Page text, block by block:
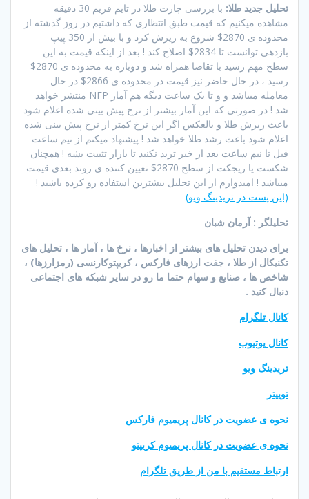
تحلیل جدید طلا:
با بررسی چارت طلا در تایم فریم 30 دقیقه
مشاهده میکنیم که قیمت طبق انتظاری که داشتیم در روز گذشته از
محدوده ی 2870$ شروع به ریزش کرد و با بیش از 350 پیپ
بازدهی توانست تا 2834$ اصلاح کند ! بعد از اینکه قیمت به این
سطح مهم رسید با تقاضا همراه شد و دوباره به محدوده ی 2870$
رسید ، در حال حاضر نیز قیمت در محدوده ی 2866$ در حال
معامله میباشد و و تا یک ساعت دیگه هم آمار NFP منتشر خواهد
شد ! در صورتی که این آمار بیشتر از نرخ پیش بینی شده اعلام شود
باعث ریزش طلا و بالعکس اگر این نرخ کمتر از نرخ پیش بینی شده
اعلام شود باعث رشد طلا خواهد شد ! پیشنهاد میکنم از نیم ساعت
قبل تا نیم ساعت بعد از خبر ترید نکنید تا بازار تثبیت بشه ! همچنان
شکست یا ریجکت از سطح 2870$ تعیین کننده ی روند بعدی قیمت
میباشد ! امیدوارم از این تحلیل بیشترین استفاده رو کرده باشید !
(این پست در تریدینگ ویو)
تحلیلگر : آرمان شبان
برای دیدن تحلیل های بیشتر از اخبارها ، نرخ ها ، آمار ها ، تحلیل های
تکنیکال از طلا ، جفت ارزهای فارکس ، کریپتوکارنسی (رمزارزها) ،
شاخص ها ، صنایع و سهام حتما ما رو در سایر شبکه های اجتماعی
دنبال کنید .
کانال تلگرام
کانال یوتیوب
تریدینگ ویو
توییتر
نحوه ی عضویت در کانال پریمیوم فارکس
نحوه ی عضویت در کانال پریمیوم کریپتو
ارتباط مستقیم با من از طریق تلگرام